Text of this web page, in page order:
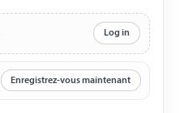
Log in
Enregistrez-vous maintenant